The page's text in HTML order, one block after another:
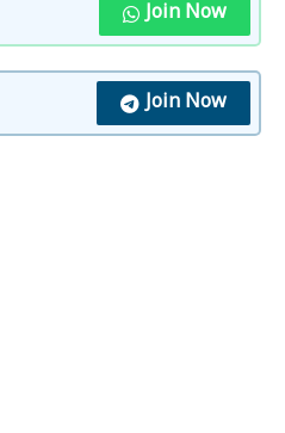
Join Now
Join Now